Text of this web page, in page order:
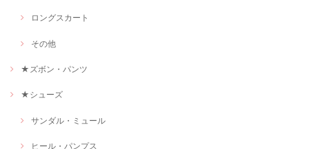
ロングスカート
その他
★ズボン・パンツ
★シューズ
サンダル・ミュール
ヒール・パンプス